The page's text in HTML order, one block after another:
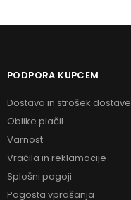
PODPORA KUPCEM
Dostava in strošek dostave
Oblike plačil
Varnost
Vračila in reklamacije
Splošni pogoji
Pogosta vprašanja